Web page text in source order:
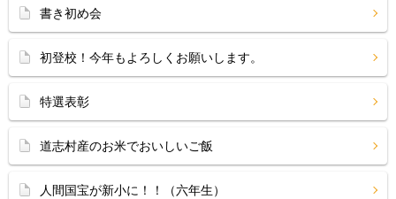
書き初め会
初登校！今年もよろしくお願いします。
特選表彰
道志村産のお米でおいしいご飯
人間国宝が新小に！！（六年生）